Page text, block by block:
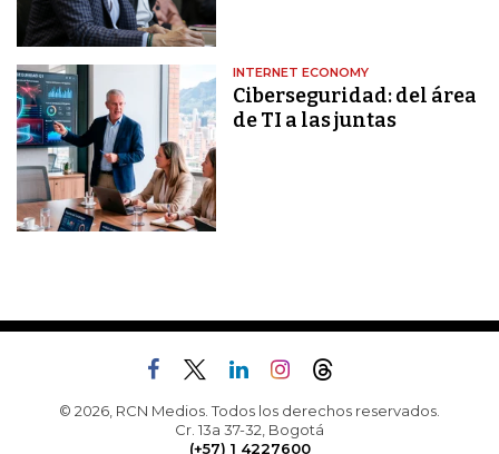
INTERNET ECONOMY
Ciberseguridad: del área
de TI a las juntas
© 2026, RCN Medios. Todos los derechos reservados.
Cr. 13a 37-32, Bogotá
(+57) 1 4227600